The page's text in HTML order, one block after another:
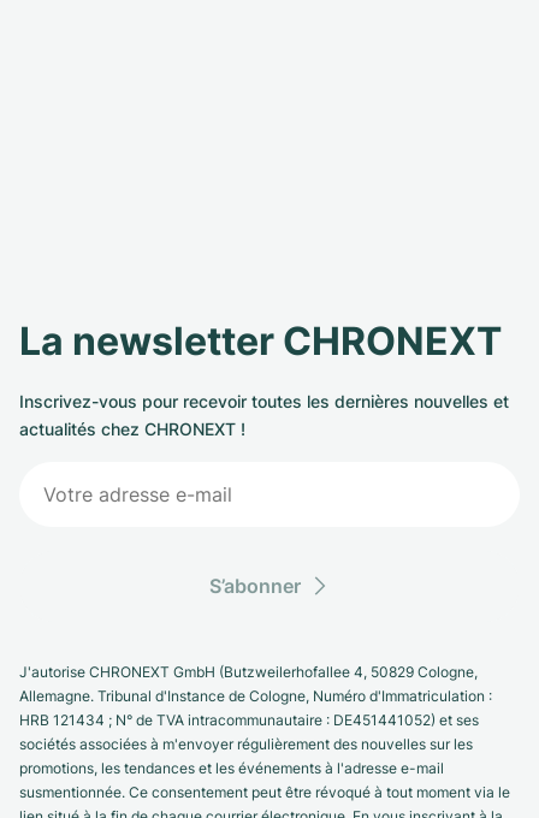
La newsletter CHRONEXT
Inscrivez-vous pour recevoir toutes les dernières nouvelles et
actualités chez CHRONEXT !
S’abonner
J'autorise CHRONEXT GmbH (Butzweilerhofallee 4, 50829 Cologne,
Allemagne. Tribunal d'Instance de Cologne, Numéro d'Immatriculation :
HRB 121434 ; N° de TVA intracommunautaire : DE451441052) et ses
sociétés associées à m'envoyer régulièrement des nouvelles sur les
promotions, les tendances et les événements à l'adresse e-mail
susmentionnée. Ce consentement peut être révoqué à tout moment via le